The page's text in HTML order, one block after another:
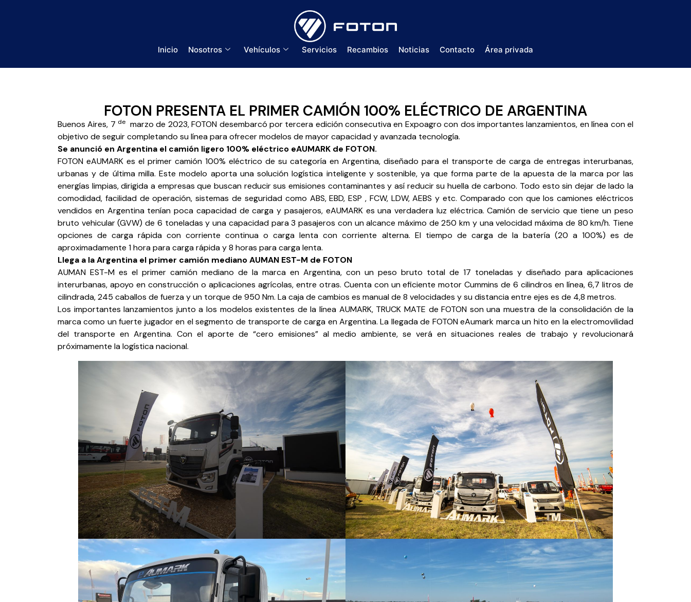
Inicio Nosotros Vehículos Servicios Recambios Noticias Contacto Área privada
FOTON PRESENTA EL PRIMER CAMIÓN 100% ELÉCTRICO DE ARGENTINA
Buenos Aires, 7 de marzo de 2023, FOTON desembarcó por tercera edición consecutiva en Expoagro con dos importantes lanzamientos, en línea con el
objetivo de seguir completando su línea para ofrecer modelos de mayor capacidad y avanzada tecnología.
Se anunció en Argentina el camión ligero 100% eléctrico eAUMARK de FOTON.
FOTON eAUMARK es el primer camión 100% eléctrico de su categoría en Argentina, diseñado para el transporte de carga de entregas interurbanas,
urbanas y de última milla. Este modelo aporta una solución logística inteligente y sostenible, ya que forma parte de la apuesta de la marca por las
energías limpias, dirigida a empresas que buscan reducir sus emisiones contaminantes y así reducir su huella de carbono. Todo esto sin dejar de lado la
comodidad, facilidad de operación, sistemas de seguridad como ABS, EBD, ESP , FCW, LDW, AEBS y etc. Comparado con que los camiones eléctricos
vendidos en Argentina tenían poca capacidad de carga y pasajeros, eAUMARK es una verdadera luz eléctrica. Camión de servicio que tiene un peso
bruto vehicular (GVW) de 6 toneladas y una capacidad para 3 pasajeros con un alcance máximo de 250 km y una velocidad máxima de 80 km/h. Tiene
opciones de carga rápida con corriente continua o carga lenta con corriente alterna. El tiempo de carga de la batería (20 a 100%) es de
aproximadamente 1 hora para carga rápida y 8 horas para carga lenta.
Llega a la Argentina el primer camión mediano AUMAN EST-M de FOTON
AUMAN EST-M es el primer camión mediano de la marca en Argentina, con un peso bruto total de 17 toneladas y diseñado para aplicaciones
interurbanas, apoyo en construcción o aplicaciones agrícolas, entre otras. Cuenta con un eficiente motor Cummins de 6 cilindros en línea, 6,7 litros de
cilindrada, 245 caballos de fuerza y ​​un torque de 950 Nm. La caja de cambios es manual de 8 velocidades y su distancia entre ejes es de 4,8 metros.
Los importantes lanzamientos junto a los modelos existentes de la línea AUMARK, TRUCK MATE de FOTON son una muestra de la consolidación de la
marca como un fuerte jugador en el segmento de transporte de carga en Argentina. La llegada de FOTON eAumark marca un hito en la electromovilidad
del transporte en Argentina. Con el aporte de “cero emisiones” al medio ambiente, se verá en situaciones reales de trabajo y revolucionará
próximamente la logística nacional.